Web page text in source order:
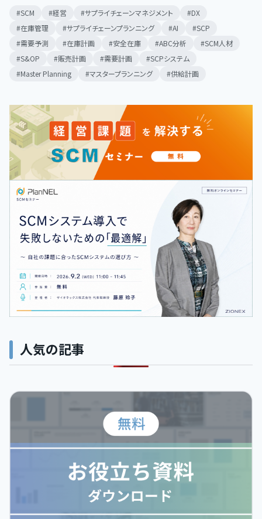
SCM 経営 サプライチェーンマネジメント
DX
在庫管理
サプライチェーンプランニング AI
SCP
需要予測
在庫計画 安全在庫 ABC分析
SCM人材
S&OP
販売計画 需要計画
SCPシステム
Master Planning
マスタープランニング 供給計画
人気の記事